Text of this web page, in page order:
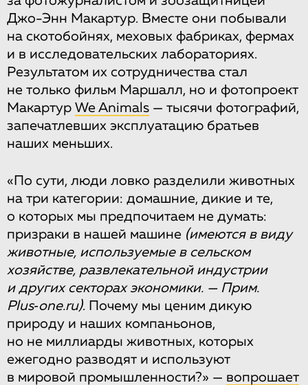
Джо-Энн Макартур. Вместе они побывали
на скотобойнях, меховых фабриках, фермах
и в исследовательских лабораториях.
Результатом их сотрудничества стал
не только фильм Маршалл, но и фотопроект
Макартур We Animals — тысячи фотографий,
запечатлевших эксплуатацию братьев
наших меньших.
«По сути, люди ловко разделили животных
на три категории: домашние, дикие и те,
о которых мы предпочитаем не думать:
призраки в нашей машине (имеются в виду
животные, используемые в сельском
хозяйстве, развлекательной индустрии
и других секторах экономики. — Прим.
Plus‑one.ru). Почему мы ценим дикую
природу и наших компаньонов,
но не миллиарды животных, которых
ежегодно разводят и используют
в мировой промышленности?» — вопрошает